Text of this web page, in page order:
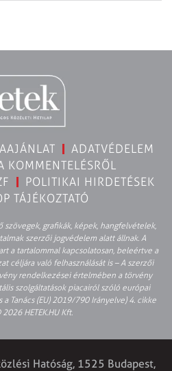
ADATVÉDELEM
KOMMENTELÉSRŐL
POLITIKAI HIRDETÉSEK
TÁJÉKOZTATÓ
grafikák, képek, hangfelvételek,
szerzői jogvédelem alatt állnak. A
a tartalommal kapcsolatosan, beleértve a
céljára való felhasználását is – A szerzői
rendelkezései értelmében a törvény
szolgáltatások piacairól szóló európai
Tanács (EU) 2019/790 Irányelve) 4. cikke
HETEK.HU Kft.
Hatóság, 1525 Budapest,